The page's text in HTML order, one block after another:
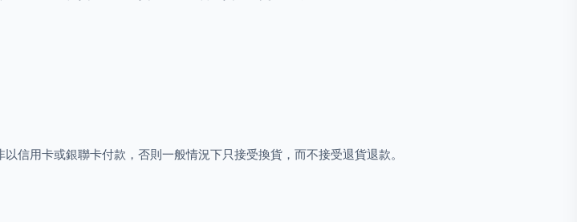
信用卡或銀聯卡付款，否則一般情況下只接受換貨，而不接受退貨退款。